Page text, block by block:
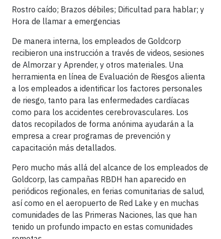
Rostro caído; Brazos débiles; Dificultad para hablar; y
Hora de llamar a emergencias
De manera interna, los empleados de Goldcorp
recibieron una instrucción a través de videos, sesiones
de Almorzar y Aprender, y otros materiales. Una
herramienta en línea de Evaluación de Riesgos alienta
a los empleados a identificar los factores personales
de riesgo, tanto para las enfermedades cardíacas
como para los accidentes cerebrovasculares. Los
datos recopilados de forma anónima ayudarán a la
empresa a crear programas de prevención y
capacitación más detallados.
Pero mucho más allá del alcance de los empleados de
Goldcorp, las campañas RBDH han aparecido en
periódicos regionales, en ferias comunitarias de salud,
así como en el aeropuerto de Red Lake y en muchas
comunidades de las Primeras Naciones, las que han
tenido un profundo impacto en estas comunidades